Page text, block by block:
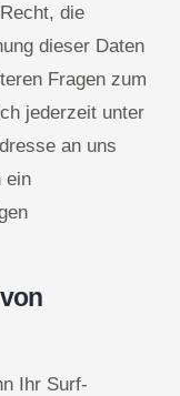
die
dieser Daten
Fragen zum
jederzeit unter
an uns
ein
Ihr Surf-